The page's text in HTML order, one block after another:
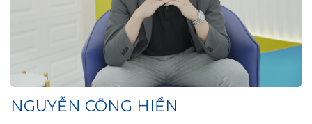
NGUYỄN CÔNG HIỂN